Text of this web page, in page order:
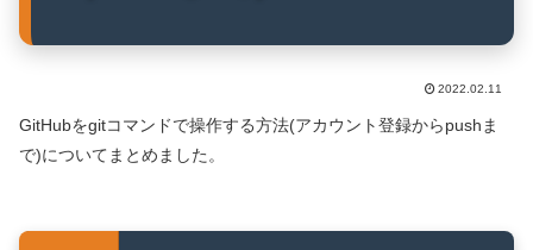
2022.02.11
GitHubをgitコマンドで操作する方法(アカウント登録からpushま
で)についてまとめました。